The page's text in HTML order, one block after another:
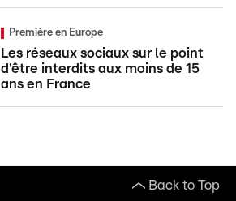
Première en Europe
Les réseaux sociaux sur le point
d'être interdits aux moins de 15
ans en France
Back to Top